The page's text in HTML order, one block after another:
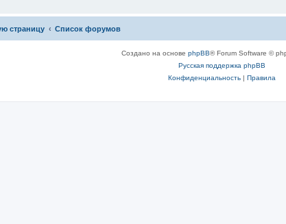
страницу Список форумов
Создано на основе phpBB® Forum Software ©
Русская поддержка phpBB
Конфиденциальность| Правила